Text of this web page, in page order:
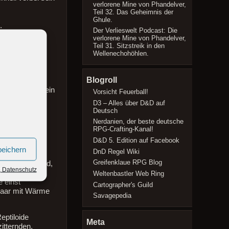
Datenschutz
das waren
Kampf wie ein
den
und Ränder
zu der Wand,
einst
mit Wärme
verlorene Mine von Phandelver,
Teil 32. Das Geheimnis der
Ghule.
Der Verlieswelt Podcast: Die
verlorene Mine von Phandelver,
Teil 31. Sitzstreik in den
Wellenechohöhlen.
Blogroll
Vorsicht Feuerball!
D3 – Alles über D&D auf
Deutsch
Nerdanien, der beste deutsche
RPG-Crafting-Kanal!
D&D 5. Edition auf Facebook
DnD Regel Wiki
Greifenklaue RPG Blog
Weltenbastler Web Ring
Cartographer's Guild
Savagepedia
Meta